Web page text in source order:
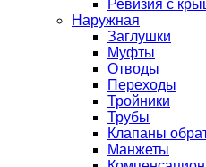
Ревизия с
Наружная
Заглушки
Муфты
Отводы
Переходы
Тройники
Трубы
Клапаны
Манжеты